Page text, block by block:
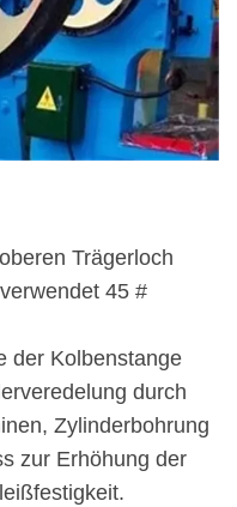
Trägerloch
45 #
der Kolbenstange
durch
Zylinderbohrung
zur Erhöhung der